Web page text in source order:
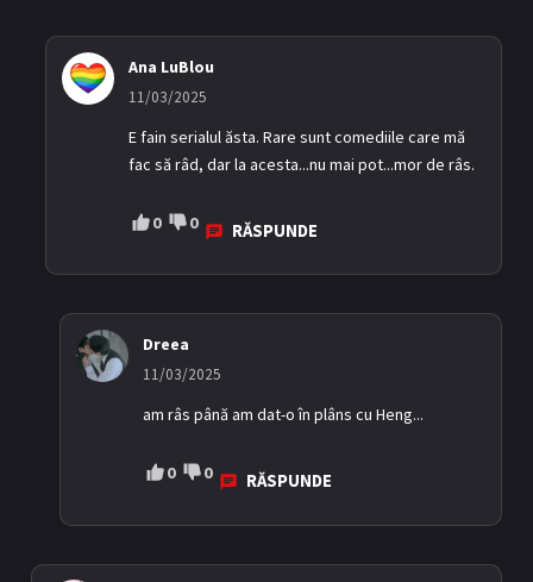
Ana LuBlou
11/03/2025
E fain serialul ăsta. Rare sunt comediile care mă
fac să râd, dar la acesta...nu mai pot...mor de râs.
0 0 RĂSPUNDE
Dreea
11/03/2025
am râs până am dat-o în plâns cu Heng...
0 0 RĂSPUNDE